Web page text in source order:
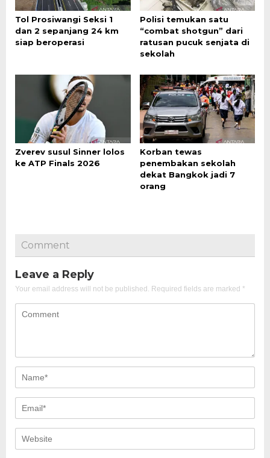
Tol Prosiwangi Seksi 1
dan 2 sepanjang 24 km
siap beroperasi
Polisi temukan satu
“combat shotgun” dari
ratusan pucuk senjata di
sekolah
Zverev susul Sinner lolos
ke ATP Finals 2026
Korban tewas
penembakan sekolah
dekat Bangkok jadi 7
orang
Comment
Leave a Reply
Your email address will not be published. Required fields are marked *